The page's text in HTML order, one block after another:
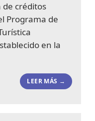
de créditos
Programa de
en la
LEER MÁS →